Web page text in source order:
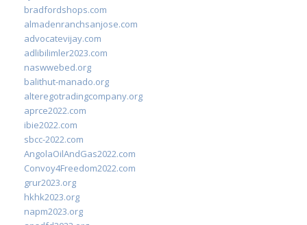
bradfordshops.com
almadenranchsanjose.com
advocatevijay.com
adlibilimler2023.com
naswwebed.org
balithut-manado.org
alteregotradingcompany.org
aprce2022.com
ibie2022.com
sbcc-2022.com
AngolaOilAndGas2022.com
Convoy4Freedom2022.com
grur2023.org
hkhk2023.org
napm2023.org